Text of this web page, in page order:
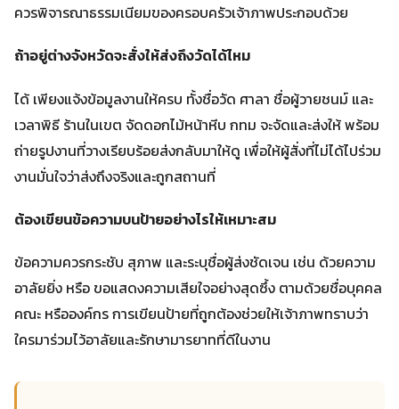
ควรพิจารณาธรรมเนียมของครอบครัวเจ้าภาพประกอบด้วย
ถ้าอยู่ต่างจังหวัดจะสั่งให้ส่งถึงวัดได้ไหม
ได้ เพียงแจ้งข้อมูลงานให้ครบ ทั้งชื่อวัด ศาลา ชื่อผู้วายชนม์ และ
เวลาพิธี ร้านในเขต จัดดอกไม้หน้าหีบ กทม จะจัดและส่งให้ พร้อม
ถ่ายรูปงานที่วางเรียบร้อยส่งกลับมาให้ดู เพื่อให้ผู้สั่งที่ไม่ได้ไปร่วม
งานมั่นใจว่าส่งถึงจริงและถูกสถานที่
ต้องเขียนข้อความบนป้ายอย่างไรให้เหมาะสม
ข้อความควรกระชับ สุภาพ และระบุชื่อผู้ส่งชัดเจน เช่น ด้วยความ
อาลัยยิ่ง หรือ ขอแสดงความเสียใจอย่างสุดซึ้ง ตามด้วยชื่อบุคคล
คณะ หรือองค์กร การเขียนป้ายที่ถูกต้องช่วยให้เจ้าภาพทราบว่า
ใครมาร่วมไว้อาลัยและรักษามารยาทที่ดีในงาน